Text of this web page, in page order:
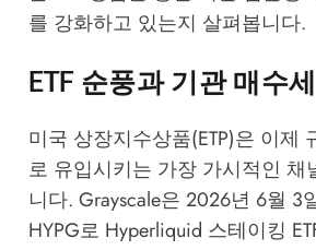
를 강화하고 있는지 살펴봅니다.
ETF 순풍과 기관 매수세
미국 상장지수상품(ETP)은 이제
로 유입시키는 가장 가시적인 채
니다. Grayscale은 2026년 6월 3
HYPG로 Hyperliquid 스테이킹